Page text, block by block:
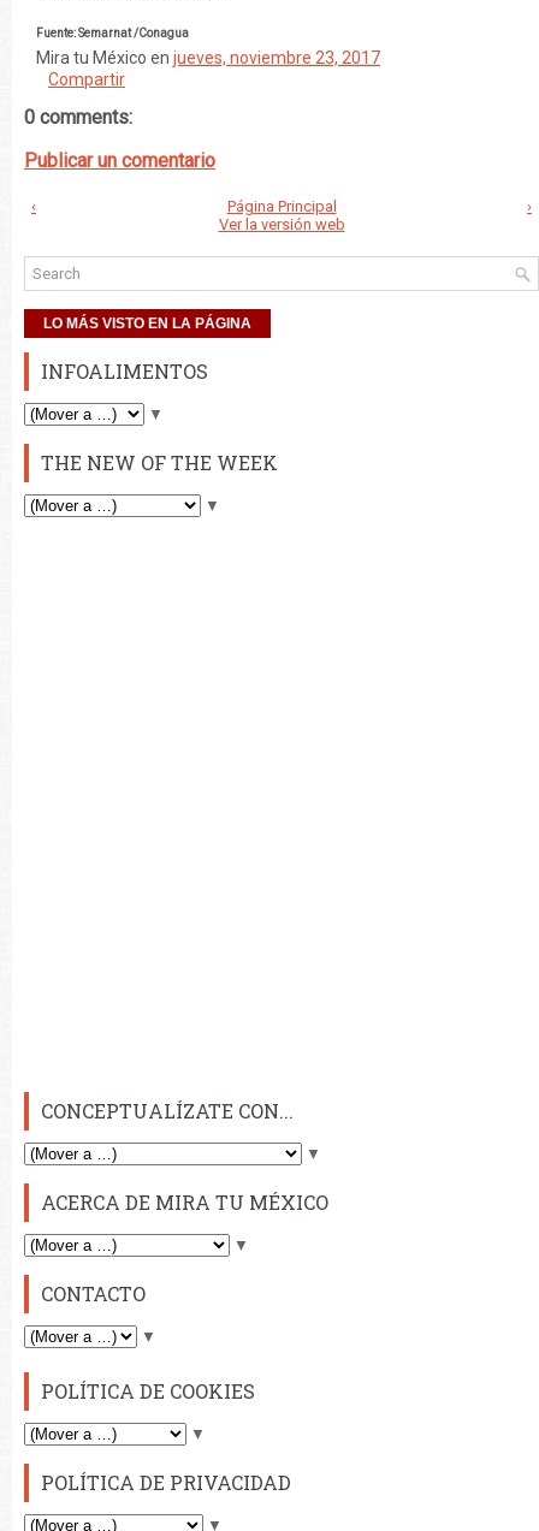
Fuente: Semarnat /Conagua
Mira tu México en jueves, noviembre 23, 2017
Compartir
0 comments:
Publicar un comentario
‹ ›
Página Principal
Ver la versión web
LO MÁS VISTO EN LA PÁGINA
INFOALIMENTOS
▼
THE NEW OF THE WEEK
▼
CONCEPTUALÍZATE CON...
▼
ACERCA DE MIRA TU MÉXICO
▼
CONTACTO
▼
POLÍTICA DE COOKIES
▼
POLÍTICA DE PRIVACIDAD
▼